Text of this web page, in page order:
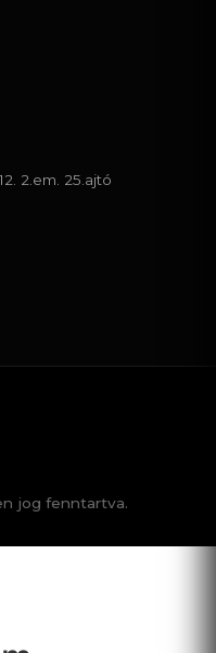
2.em. 25.ajtó
jog fenntartva.